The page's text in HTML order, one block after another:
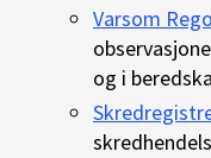
Varsom
og i